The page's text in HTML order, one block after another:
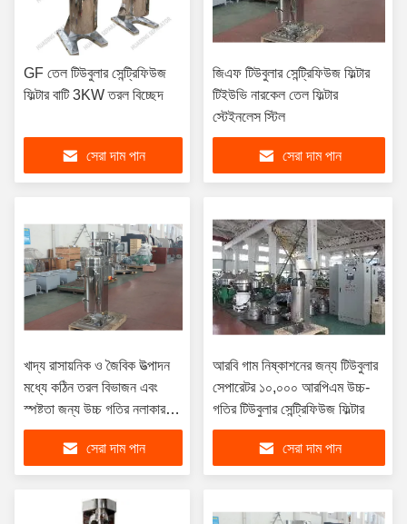
GF তেল টিউবুলার সেন্ট্রিফিউজ
ফিল্টার বাটি 3KW তরল বিচ্ছেদ
সেরা দাম পান
জিএফ টিউবুলার সেন্ট্রিফিউজ ফিল্টার
টিইউভি নারকেল তেল ফিল্টার
স্টেইনলেস স্টিল
সেরা দাম পান
খাদ্য রাসায়নিক ও জৈবিক উত্পাদন
মধ্যে কঠিন তরল বিভাজন এবং
স্পষ্টতা জন্য উচ্চ গতির নলাকার
সেন্ট্রিফুগ ফিল্টার
সেরা দাম পান
আরবি গাম নিষ্কাশনের জন্য টিউবুলার
সেপারেটর ১০,০০০ আরপিএম উচ্চ-
গতির টিউবুলার সেন্ট্রিফিউজ ফিল্টার
সেরা দাম পান